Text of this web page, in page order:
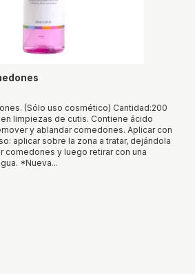
(Sólo uso cosmético) Cantidad:200
limpiezas de cutis. Contiene ácido
y ablandar comedones. Aplicar con
aplicar sobre la zona a tratar, dejándola
comedones y luego retirar con una
*Nueva...